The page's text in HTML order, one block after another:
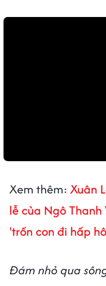
Xem thêm: Xuân
lễ của Ngô Thanh
'trốn con đi hấp
Đám nhỏ qua